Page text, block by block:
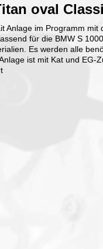
oval
Anlage im Programm mit
für die BMW S
Es werden alle
ist mit Kat und EG-